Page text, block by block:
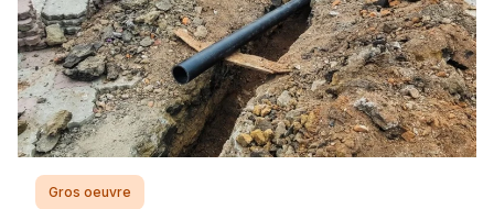
Gros oeuvre